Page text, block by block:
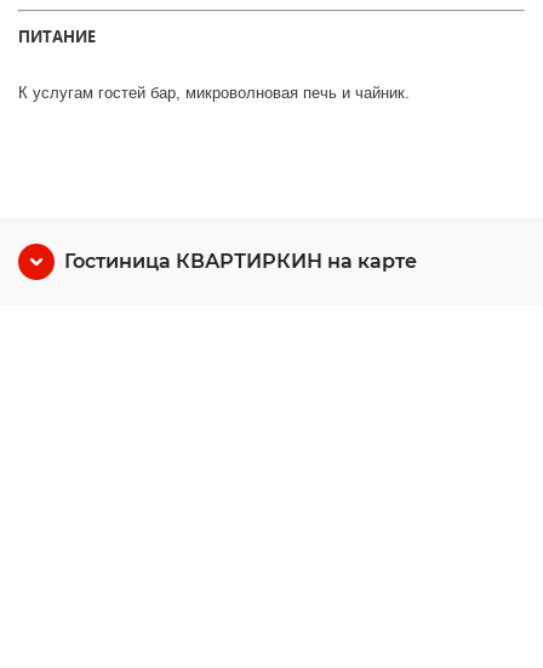
ПИТАНИЕ
К услугам гостей бар, микроволновая печь и чайник.
Гостиница КВАРТИРКИН на карте